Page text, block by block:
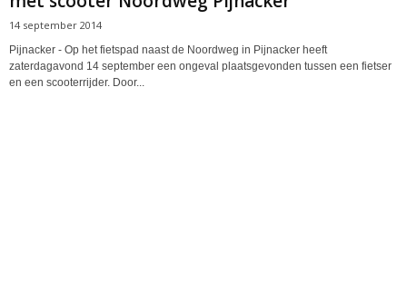
14 september 2014
Pijnacker - Op het fietspad naast de Noordweg in Pijnacker heeft
zaterdagavond 14 september een ongeval plaatsgevonden tussen een fietser
en een scooterrijder. Door...